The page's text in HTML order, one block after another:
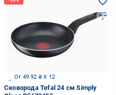
От 49.92 ₴ X 12
Сковорода Tefal 24 см Simply